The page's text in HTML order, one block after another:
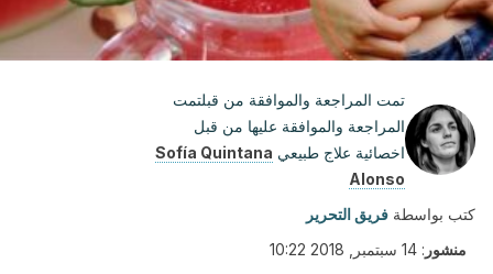
تمت المراجعة والموافقة من قبلتمت
المراجعة والموافقة عليها من قبل
اخصائية علاج طبيعي Sofía Quintana
Alonso
كتب بواسطة فريق التحرير
منشور : 14 سبتمبر, 2018 10:22